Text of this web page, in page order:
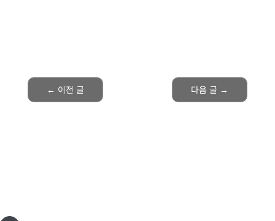
← 이전 글 다음 글 →